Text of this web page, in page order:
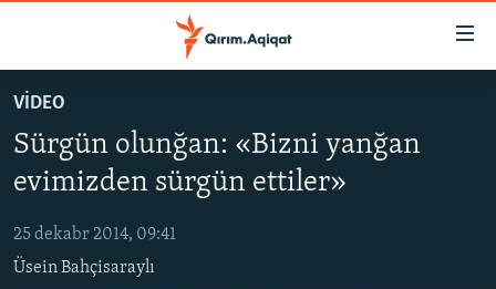
Esas
mündericege
qaytmaq
Baş
qaytmaq
Qıdıruvğa
SİYASET
İQTİSADİYAT
CEMİYET
MEDENİYET
VİDEO
Sürgün olunğan: «Bizni yanğan
evimizden sürgün ettiler»
25 dekabr 2014, 09:41
Üsein Bahçisaraylı